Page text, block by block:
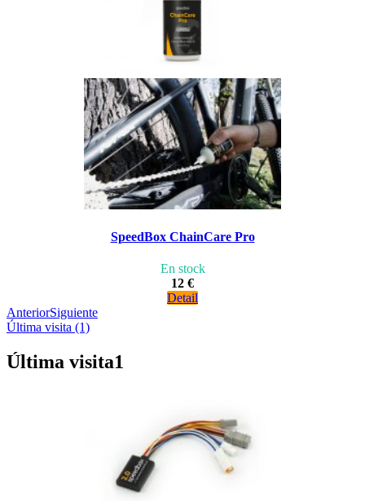
SpeedBox ChainCare Pro
En stock
12 €
Detail
AnteriorSiguiente
Última visita (1)
Última visita1